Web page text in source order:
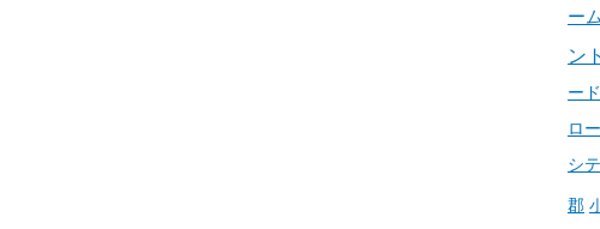
ー
ント
ー
ロ
シ
郡